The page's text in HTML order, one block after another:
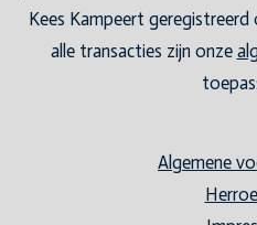
Kees Kampeert geregistreerd
alle transacties zijn onze
Algemene